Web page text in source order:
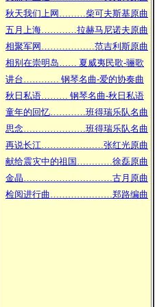
秋天我们上网………柴可夫斯基原曲
五月上海…………拉赫马尼诺夫原曲
相聚军网………………范吉利斯原曲
相别在崇明岛…… 夏威夷民歌-骊歌
讲台………… 钢琴名曲-爱的协奏曲
秋日私语……… 钢琴名曲-秋日私语
童年的回忆…………班得瑞乐队名曲
思念…………………班得瑞乐队名曲
再说长江…………………张红光原曲
献给震灾中的祖国…………徐磊原曲
金晶…………………………古月原曲
检阅进行曲…………………郑路编曲